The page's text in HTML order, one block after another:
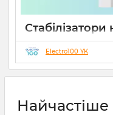
відрізняються
Гібрид (огляд
19 08 2025 0
Electro100 YK